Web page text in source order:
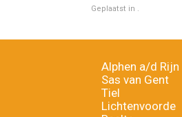
Geplaatst in .
Alphen a/d Rijn
Sas van Gent
Tiel
Lichtenvoorde